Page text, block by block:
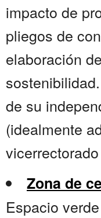
impacto de
pliegos de
elaboración
de su
(idealmente
Zona de
Espacio